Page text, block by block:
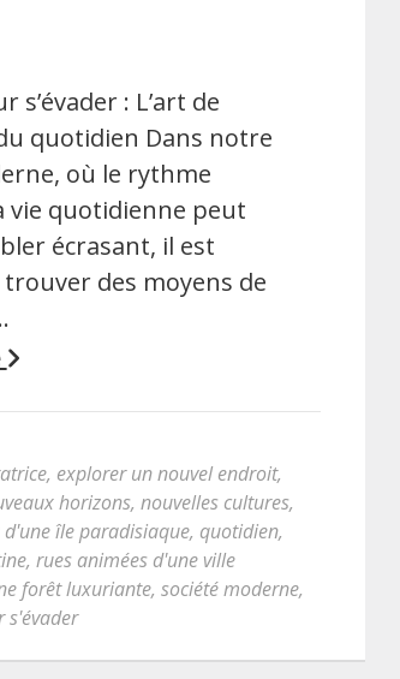
s’évader : L’art de
quotidien Dans notre
où le rythme
vie quotidienne peut
écrasant, il est
des moyens de
, explorer un nouvel endroit,
horizons, nouvelles cultures,
île paradisiaque, quotidien,
, rues animées d'une ville
forêt luxuriante, société moderne,
s'évader